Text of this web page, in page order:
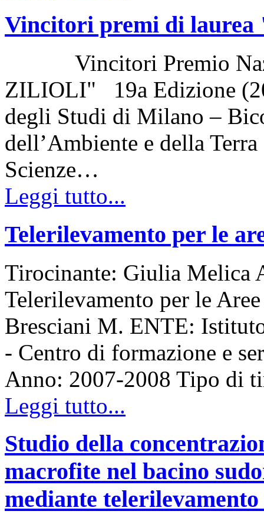
Vincitori premi di
Vincitori Premio
ZILIOLI" 19a Edizione
degli Studi di Milano –
dell’Ambiente e della
Scienze…
Leggi tutto...
Telerilevamento per le
Tirocinante: Giulia Melica
Telerilevamento per le
Bresciani M. ENTE:
- Centro di formazione e
Anno: 2007-2008 Tipo di
Leggi tutto...
Studio della
macrofite nel bacino
mediante